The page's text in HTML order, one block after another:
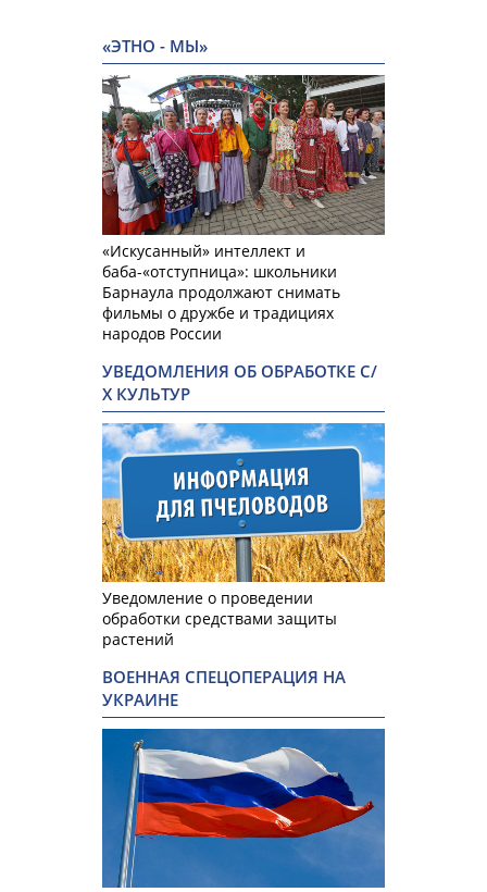
«ЭТНО - МЫ»
«Искусанный» интеллект и
баба-«отступница»: школьники
Барнаула продолжают снимать
фильмы о дружбе и традициях
народов России
УВЕДОМЛЕНИЯ ОБ ОБРАБОТКЕ С/
Х КУЛЬТУР
Уведомление о проведении
обработки средствами защиты
растений
ВОЕННАЯ СПЕЦОПЕРАЦИЯ НА
УКРАИНЕ